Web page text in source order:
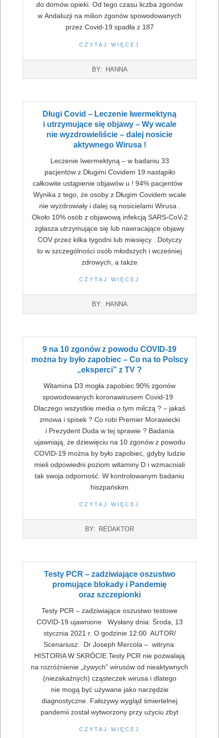
do domów opieki. Od tego czasu liczba zgonów
w Andaluzji na milion zgonów spowodowanych
przez Covid-19 spadła z 187
CZYTAJ WIĘCEJ
BY: HANNA
Długi Covid – Leczenie Iwermektyną
i utrzymujące się objawy – Wy wcale
nie wyzdrowieliście – dalej nosicie
aktywnego Wirusa !
Leczenie Iwermektyną – w badaniu 33
pacjentów z Długimi Covidem 19 nastąpiło
całkowite ustąpienie objawów u ! 94% pacjentów
Wynika z tego, że osoby z Długim Covidem wcale
nie wyzdrowiały i dalej są nosicielami Wirusa .
Około 10% osób z objawową infekcją SARS-CoV-2
zgłasza utrzymujące się lub nawracające objawy
COV przez kilka tygodni lub miesięcy . Dotyczy
to w szczególności osób młodszych i wcześniej
zdrowych, a także
CZYTAJ WIĘCEJ
BY: HANNA
9 na 10 zgonów z powodu COVID-19
można by było zapobiec – Co na to Polscy
„eksperci” z TV ?
Witamina D3 mogła zapobiec 90% zgonów
spowodowanych koronawirusem Covid-19
Dlaczego wszystkie media o tym milczą ? – jakaś
zmowa i spisek ? Co robi Premier Morawiecki
i Prezydent Duda w tej sprawie ? Badania
ujawniają, że dziewięciu na 10 zgonów z powodu
COVID-19 można by było zapobiec, gdyby ludzie
mieli odpowiedni poziom witaminy D i wzmacniali
tak swoja odporność. W kontrolowanym badaniu
hiszpańskim
CZYTAJ WIĘCEJ
BY: REDAKTOR
Testy PCR – zadziwiające oszustwo
promujące blokady i Pandemię
oraz szczepionki
Testy PCR – zadziwiające oszustwo testowe
COVID-19 ujawnione Wysłany dnia: Środa, 13
stycznia 2021 r. O godzinie 12:00 AUTOR/
Scenariusz: Dr Joseph Mercola – witryna
HISTORIA W SKRÓCIE Testy PCR nie pozwalają
na rozróżnienie „żywych” wirusów od nieaktywnych
(niezakaźnych) cząsteczek wirusa i dlatego
nie mogą być używane jako narzędzie
diagnostyczne. Fałszywy wygląd śmiertelnej
pandemii został wytworzony przy użyciu zbyt
CZYTAJ WIĘCEJ